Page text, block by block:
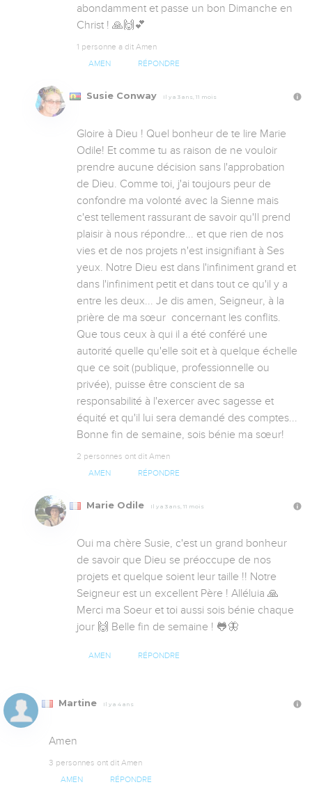
abondamment et passe un bon Dimanche en
Christ ! 🙏🙌💕
1 personne a dit Amen
AMEN RÉPONDRE
Susie Conway Il y a 3 ans, 11 mois
Gloire à Dieu ! Quel bonheur de te lire Marie
Odile! Et comme tu as raison de ne vouloir
prendre aucune décision sans l'approbation
de Dieu. Comme toi, j'ai toujours peur de
confondre ma volonté avec la Sienne mais
c'est tellement rassurant de savoir qu'Il prend
plaisir à nous répondre... et que rien de nos
vies et de nos projets n'est insignifiant à Ses
yeux. Notre Dieu est dans l'infiniment grand et
dans l'infiniment petit et dans tout ce qu'il y a
entre les deux... Je dis amen, Seigneur, à la
prière de ma sœur  concernant les conflits.
Que tous ceux à qui il a été conféré une
autorité quelle qu'elle soit et à quelque échelle
que ce soit (publique, professionnelle ou
privée), puisse être conscient de sa
responsabilité à l'exercer avec sagesse et
équité et qu'il lui sera demandé des comptes...
Bonne fin de semaine, sois bénie ma sœur!
2 personnes ont dit Amen
AMEN RÉPONDRE
Marie Odile Il y a 3 ans, 11 mois
Oui ma chère Susie, c'est un grand bonheur
de savoir que Dieu se préoccupe de nos
projets et quelque soient leur taille !! Notre
Seigneur est un excellent Père ! Alléluia 🙏
Merci ma Soeur et toi aussi sois bénie chaque
jour 🙌 Belle fin de semaine ! 🐸🦋
AMEN RÉPONDRE
Martine Il y a 4 ans
Amen
3 personnes ont dit Amen
AMEN RÉPONDRE